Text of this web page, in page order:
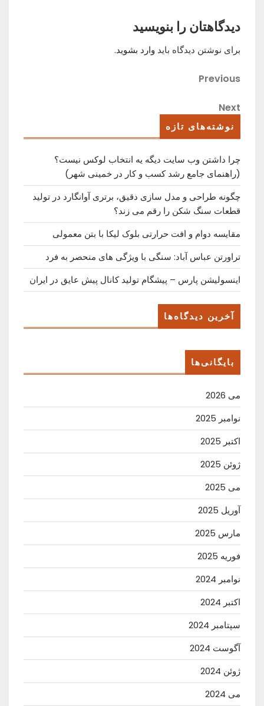
دیدگاهتان را بنویسید
برای نوشتن دیدگاه باید وارد بشوید.
راهبری
نوشته
Previous
Previous
Next
Next
نوشته‌های تازه
چرا داشتن وب سایت دیگه یه انتخاب لوکس نیست؟
(راهنمای جامع رشد کسب ‌و کار در خمینی ‌شهر)
چگونه طراحی و مدل سازی دقیق، برتری آوانگارد در تولید
قطعات سنگ شکن را رقم می زند؟
مقایسه دوام و افت حرارتی بلوک لیکا با بتن معمولی
تراورتن عباس آباد: سنگی با ویژگی های منحصر به فرد
اینسولیشن پارس – پیشگام تولید کانال پیش عایق در ایران
آخرین دیدگاه‌ها
بایگانی‌ها
می 2026
نوامبر 2025
اکتبر 2025
ژوئن 2025
می 2025
آوریل 2025
مارس 2025
فوریه 2025
نوامبر 2024
اکتبر 2024
سپتامبر 2024
آگوست 2024
ژوئن 2024
می 2024